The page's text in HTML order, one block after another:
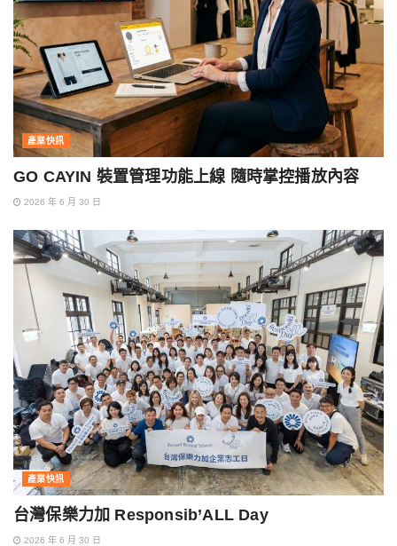
產業快訊
GO CAYIN 裝置管理功能上線 隨時掌控播放內容
2026 年 6 月 30 日
產業快訊
台灣保樂力加 Responsib’ALL Day
2026 年 6 月 30 日